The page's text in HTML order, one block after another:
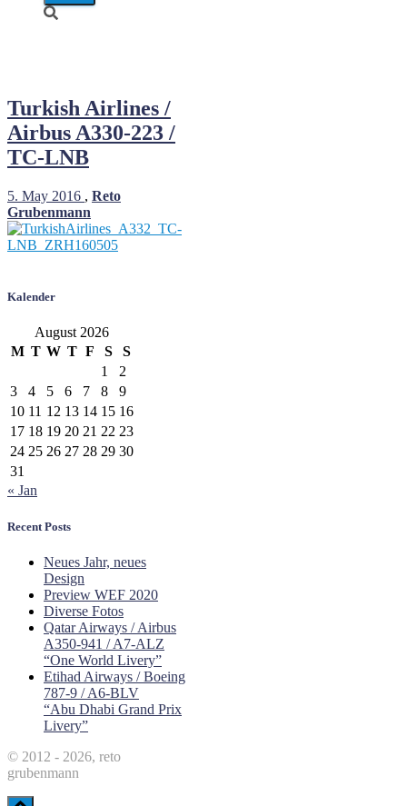
Turkish Airlines /
Airbus A330-223 /
TC-LNB
5. May 2016 , Reto
Grubenmann
Kalender
August 2026
M T W T F S
S
1
2
3
4 5 6 7 8
9
10 11 12 13 14 15 16
17 18 19 20 21 22 23
24 25 26 27 28 29 30
31
« Jan
Recent Posts
Neues Jahr, neues
Design
Preview WEF 2020
Diverse Fotos
Qatar Airways / Airbus
A350-941 / A7-ALZ
“One World Livery”
Etihad Airways / Boeing
787-9 / A6-BLV
“Abu Dhabi Grand Prix
Livery”
© 2012 - 2026, reto
grubenmann